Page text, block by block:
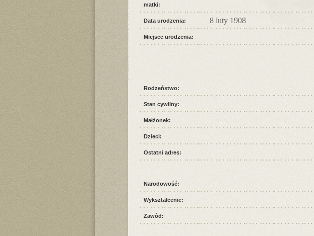
matki:
Data urodzenia: 8 luty 1908
Miejsce urodzenia:
Rodzeństwo:
Stan cywilny:
Małżonek:
Dzieci:
Ostatni adres:
Narodowość:
Wykształcenie:
Zawód: